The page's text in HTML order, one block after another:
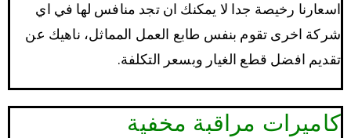
اسعارنا رخيصة جدا لا يمكنك ان تجد منافس لها في اي
شركة اخرى تقوم بنفس طابع العمل المماثل، ناهيك عن
تقديم افضل قطع الغيار وبسعر التكلفة.
كاميرات مراقبة مخفية